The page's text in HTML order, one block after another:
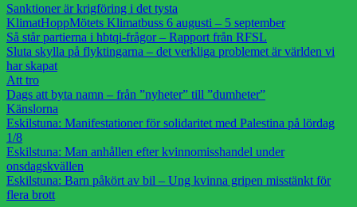
Sanktioner är krigföring i det tysta
KlimatHoppMötets Klimatbuss 6 augusti – 5 september
Så står partierna i hbtqi-frågor – Rapport från RFSL
Sluta skylla på flyktingarna – det verkliga problemet är världen vi
har skapat
Att tro
Dags att byta namn – från ”nyheter” till ”dumheter”
Känslorna
Eskilstuna: Manifestationer för solidaritet med Palestina på lördag
1/8
Eskilstuna: Man anhållen efter kvinnomisshandel under
onsdagskvällen
Eskilstuna: Barn påkört av bil – Ung kvinna gripen misstänkt för
flera brott